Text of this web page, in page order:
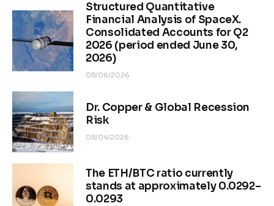
Structured Quantitative
Financial Analysis of SpaceX.
Consolidated Accounts for Q2
2026 (period ended June 30,
2026)
08/06/2026
Dr. Copper & Global Recession
Risk
08/04/2026
The ETH/BTC ratio currently
stands at approximately 0.0292–
0.0293